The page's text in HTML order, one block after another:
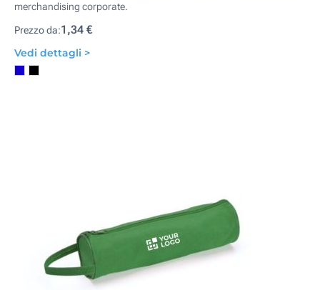
merchandising corporate.
Prezzo da:1,34 €
Vedi dettagli >